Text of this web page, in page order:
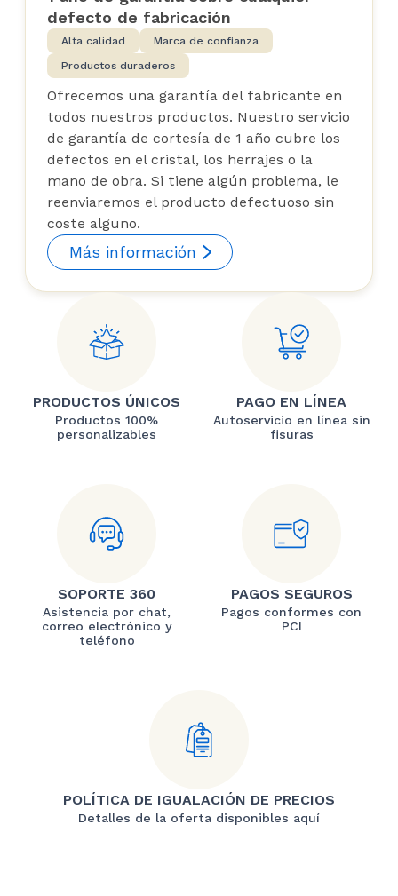
defecto de fabricación
Alta calidad
Marca de confianza
Productos duraderos
Ofrecemos una garantía del fabricante en
todos nuestros productos. Nuestro servicio
de garantía de cortesía de 1 año cubre los
defectos en el cristal, los herrajes o la
mano de obra. Si tiene algún problema, le
reenviaremos el producto defectuoso sin
coste alguno.
Más información
PRODUCTOS ÚNICOS
Productos 100%
personalizables
PAGO EN LÍNEA
Autoservicio en línea sin
fisuras
SOPORTE 360
Asistencia por chat,
correo electrónico y
teléfono
PAGOS SEGUROS
Pagos conformes con
PCI
POLÍTICA DE IGUALACIÓN DE PRECIOS
Detalles de la oferta disponibles aquí